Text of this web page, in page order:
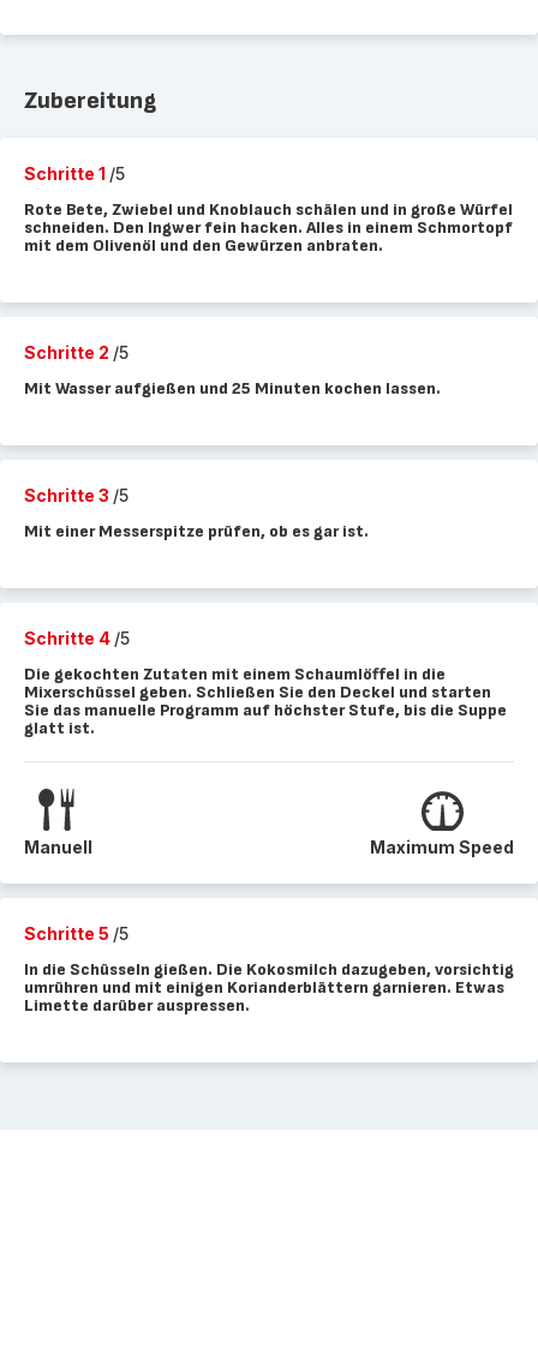
Zubereitung
Schritte 1 /5
Rote Bete, Zwiebel und Knoblauch schälen und in große Würfel
schneiden. Den Ingwer fein hacken. Alles in einem Schmortopf
mit dem Olivenöl und den Gewürzen anbraten.
Schritte 2 /5
Mit Wasser aufgießen und 25 Minuten kochen lassen.
Schritte 3 /5
Mit einer Messerspitze prüfen, ob es gar ist.
Schritte 4 /5
Die gekochten Zutaten mit einem Schaumlöffel in die
Mixerschüssel geben. Schließen Sie den Deckel und starten
Sie das manuelle Programm auf höchster Stufe, bis die Suppe
glatt ist.
Manuell Maximum Speed
Schritte 5 /5
In die Schüsseln gießen. Die Kokosmilch dazugeben, vorsichtig
umrühren und mit einigen Korianderblättern garnieren. Etwas
Limette darüber auspressen.